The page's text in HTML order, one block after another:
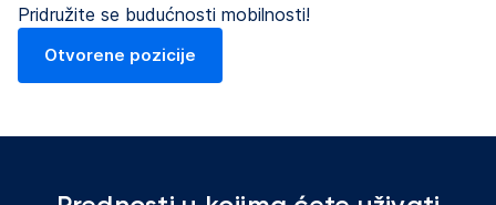
Pridružite se budućnosti mobilnosti!
Otvorene pozicije